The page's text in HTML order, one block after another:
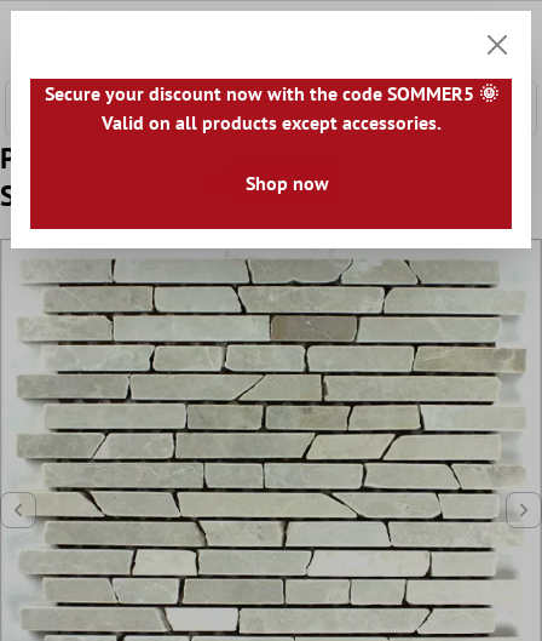
Prøve Mosaik Fliser Marmor Beige Skifer
Sticks
Secure your discount now with the code SOMMER5 🌞
Valid on all products except accessories.
Shop now